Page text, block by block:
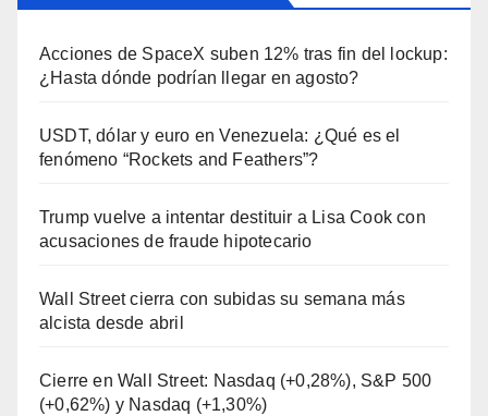
Acciones de SpaceX suben 12% tras fin del lockup:
¿Hasta dónde podrían llegar en agosto?
USDT, dólar y euro en Venezuela: ¿Qué es el
fenómeno “Rockets and Feathers”?
Trump vuelve a intentar destituir a Lisa Cook con
acusaciones de fraude hipotecario
Wall Street cierra con subidas su semana más
alcista desde abril
Cierre en Wall Street: Nasdaq (+0,28%), S&P 500
(+0,62%) y Nasdaq (+1,30%)